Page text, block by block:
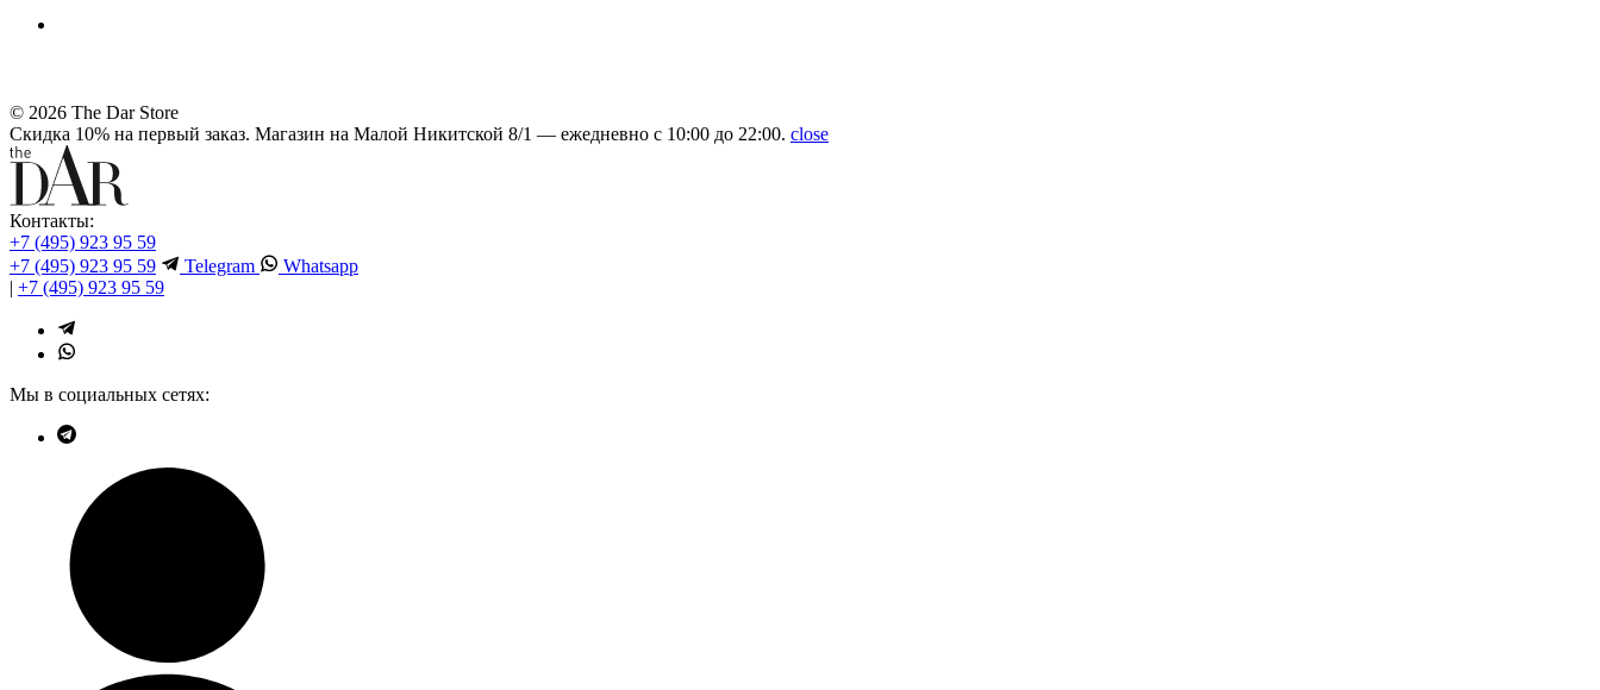
© 2026 The Dar Store
Скидка 10% на первый заказ. Магазин на Малой Никитской 8/1 — ежедневно с 10:00 до 22:00. close
Контакты:
+7 (495) 923 95 59
+7 (495) 923 95 59
Telegram
Whatsapp
| +7 (495) 923 95 59
Мы в социальных сетях: